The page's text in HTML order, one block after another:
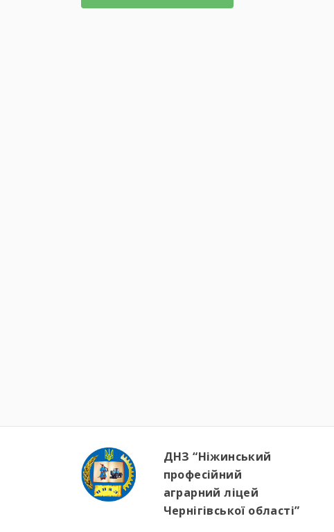
ДНЗ “Ніжинський
професійний
аграрний ліцей
Чернігівської області”